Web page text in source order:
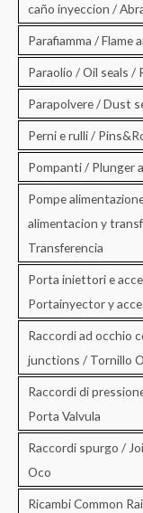
caño inyeccion /
Parafiamma / Flame
Paraolio / Oil seals /
Parapolvere / Dust
Perni e rulli /
Pompanti / Plunger
Pompe
alimentacion y
Transferencia
Porta iniettori e
Portainyector y
Raccordi ad occhio
junctions / Tornillo
Raccordi di
Porta Valvula
Raccordi spurgo /
Oco
Ricambi Common